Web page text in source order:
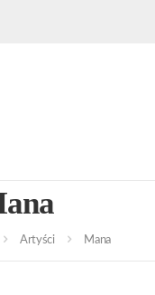
Artyści Mana